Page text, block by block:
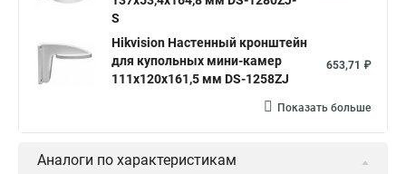
S
Hikvision Настенный кронштейн
для купольных мини-камер
111x120x161,5 мм DS-1258ZJ
653,71 ₽
Показать больше
Аналоги по характеристикам